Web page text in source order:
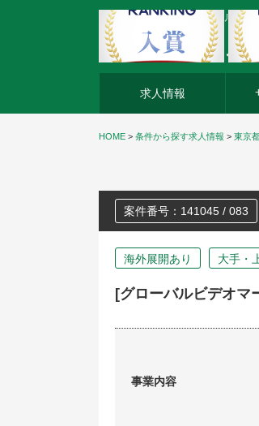
外資系企業の転職・キャリア転
求人情報
HOME > 条件から探す求人情報 > 東京
案件番号：141045 / 083
海外展開あり 大手・
[グローバルビデオマ
事業内容